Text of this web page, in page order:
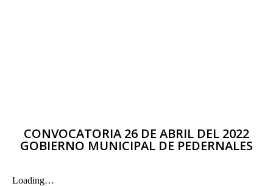
CONVOCATORIA 26 DE ABRIL DEL 2022
GOBIERNO MUNICIPAL DE PEDERNALES